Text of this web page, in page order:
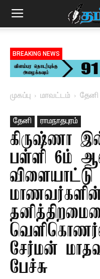
BREAKING NEWS
முகப்பு மாவட்டம் தேனி
தேனி ராமநாதபுரம்
கிருஷ்ணா
பள்ளி 6ம்
விளையாட்டு
சேர்மன்
பேச்சு